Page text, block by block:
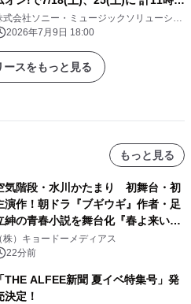
わたってテレビ独占放送！
式会社ソニー・ミュージックソリューショ
ズ
2026年7月9日 18:00
ースをもっと見る
もっと見る
気階段・水川かたまり 初舞台・初
演作！朝ドラ『ブギウギ』作者・足
紳の青春小説を舞台化『春よ来い、
マジで来い』キービジュアル解禁！
株）キョードーメディアス
22分前
「THE ALFEE新聞 夏イベ特集号」発
決定！